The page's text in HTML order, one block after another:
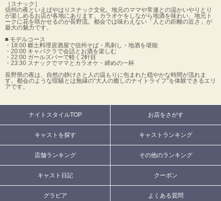
［スナック］
信州の夜といえばやはりスナック文化。地元のママや常連との温かいやりとり
が楽しめるお店が各地にあります。カラオケをしながら地酒を味わい、地元ト
ークに花を咲かせるのが長野流。都会では味わえない「人との距離の近さ」が
最大の魅力です。
■ モデルコース
・18:00 郷土料理居酒屋で信州そば・馬刺し・地酒を堪能
・20:00 キャバクラで会話とお酒を楽しむ
・22:00 ガールズバーで軽く2軒目
・23:30 スナックでママとカラオケ・締めの一杯
長野県の夜は、自然の静けさと人の温もりに包まれた穏やかな時間が流れま
す。都会のような喧騒とは無縁の“大人の癒しのナイトライフ”を体験できるエリ
アです。
ナイトスタイルTOP お店をさがす
キャストを探す キャストランキング
店舗ランキング その他のランキング
キャスト日記 クーポン
グラビア よくある質問